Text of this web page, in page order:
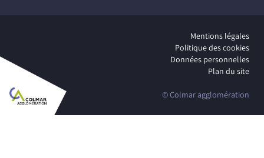
Mentions légales
Politique des cookies
Données personnelles
Plan du site
© Colmar agglomération